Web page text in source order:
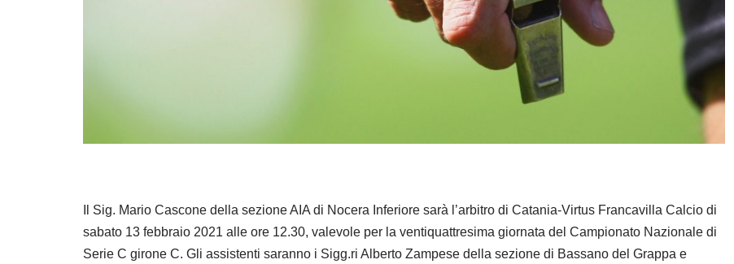
Il Sig. Mario Cascone della sezione AIA di Nocera Inferiore sarà l’arbitro di Catania-Virtus Francavilla Calcio di
sabato 13 febbraio 2021 alle ore 12.30, valevole per la ventiquattresima giornata del Campionato Nazionale di
Serie C girone C. Gli assistenti saranno i Sigg.ri Alberto Zampese della sezione di Bassano del Grappa e